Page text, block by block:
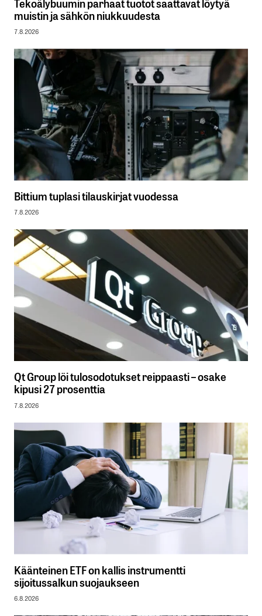
muistin ja sähkön niukkuudesta
7.8.2026
Bittium tuplasi tilauskirjat vuodessa
7.8.2026
Qt Group löi tulosodotukset reippaasti – osake
kipusi 27 prosenttia
7.8.2026
Käänteinen ETF on kallis instrumentti
sijoitussalkun suojaukseen
6.8.2026